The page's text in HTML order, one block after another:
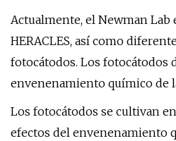
Actualmente, el Newman
HERACLES, así como
fotocátodos. Los fotocátodos
envenenamiento químico de
Los fotocátodos se cultivan
efectos del envenenamiento